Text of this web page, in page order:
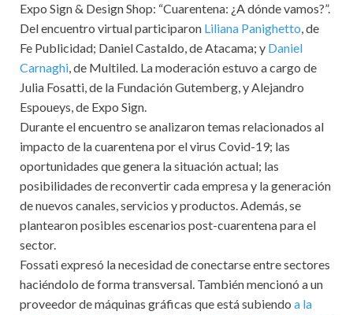
Expo Sign & Design Shop: “Cuarentena: ¿A dónde vamos?”.
Del encuentro virtual participaron Liliana Panighetto, de
Fe Publicidad; Daniel Castaldo, de Atacama; y Daniel
Carnaghi, de Multiled. La moderación estuvo a cargo de
Julia Fosatti, de la Fundación Gutemberg, y Alejandro
Espoueys, de Expo Sign.
Durante el encuentro se analizaron temas relacionados al
impacto de la cuarentena por el virus Covid-19; las
oportunidades que genera la situación actual; las
posibilidades de reconvertir cada empresa y la generación
de nuevos canales, servicios y productos. Además, se
plantearon posibles escenarios post-cuarentena para el
sector.
Fossati expresó la necesidad de conectarse entre sectores
haciéndolo de forma transversal. También mencionó a un
proveedor de máquinas gráficas que está subiendo a la